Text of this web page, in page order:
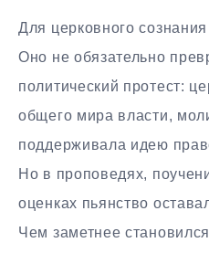
Для церковного
Оно не обязательно
политический протест:
общего мира власти,
поддерживала идею
Но в проповедях,
оценках пьянство
Чем заметнее